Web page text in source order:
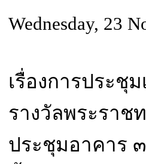
Wednesday, 23
เรื่องการประชุ
รางวัลพระรา
ประชุมอาคาร